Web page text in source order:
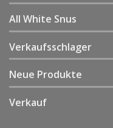
All White Snus
Verkaufsschlager
Neue Produkte
Verkauf